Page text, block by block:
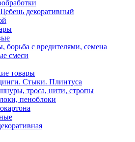
декоративный
борьба с вредителями, семена
смеси
товары
Стыки. Плинтуса
троса, нити, стропы
пеноблоки